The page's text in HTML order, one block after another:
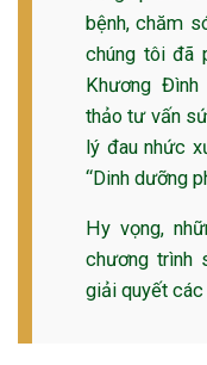
bệnh, chăm
chúng tôi đã
Khương
thảo tư vấn
lý đau nhức
“Dinh dưỡng
Hy vọng,
chương trình
giải quyết các